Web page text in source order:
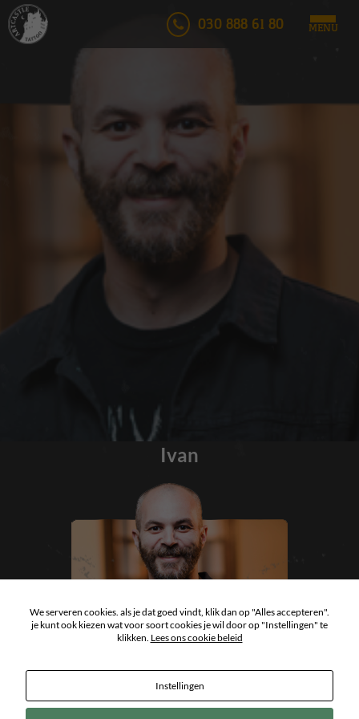
030 888 61 80 MENU
Ivan
We serveren cookies. als je dat goed vindt, klik dan op "Alles accepteren".
je kunt ook kiezen wat voor soort cookies je wil door op "Instellingen" te
klikken. Lees ons cookie beleid
Instellingen